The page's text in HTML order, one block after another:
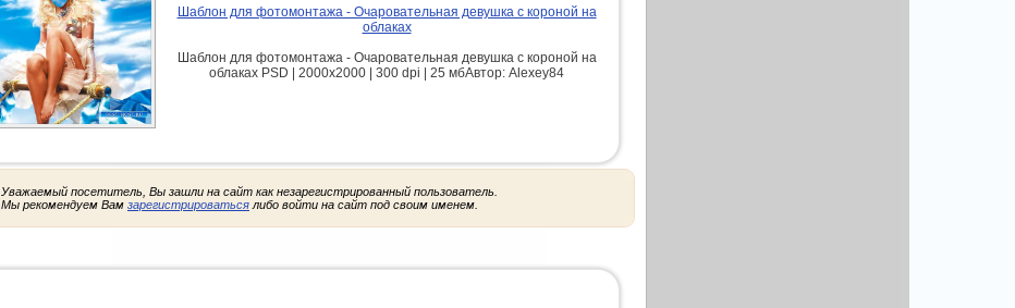
Шаблон для фотомонтажа - Очаровательная девушка с короной на
облаках
Шаблон для фотомонтажа - Очаровательная девушка с короной на
облаках PSD | 2000x2000 | 300 dpi | 25 мбАвтор: Alexey84
Уважаемый посетитель, Вы зашли на сайт как незарегистрированный пользователь.
Мы рекомендуем Вам зарегистрироваться либо войти на сайт под своим именем.